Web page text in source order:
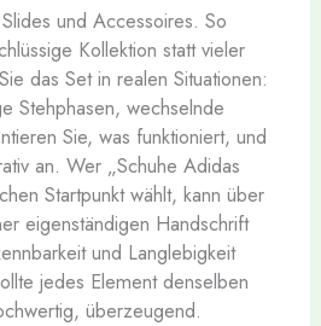
und Accessoires. So
Kollektion statt vieler
das Set in realen Situationen:
Stehphasen, wechselnde
Sie, was funktioniert, und
an. Wer „Schuhe Adidas
Startpunkt wählt, kann über
eigenständigen Handschrift
und Langlebigkeit
jedes Element denselben
überzeugend.